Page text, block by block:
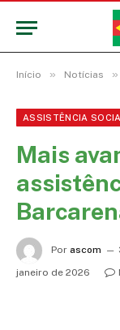
Início » Notícias »
ASSISTÊNCIA
Mais
Por ascom
janeiro de 2026